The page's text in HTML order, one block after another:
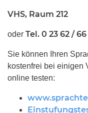
VHS, Raum 212
oder Tel. 0 23 62 / 66
Sie können Ihren
kostenfrei bei einigen
online testen: